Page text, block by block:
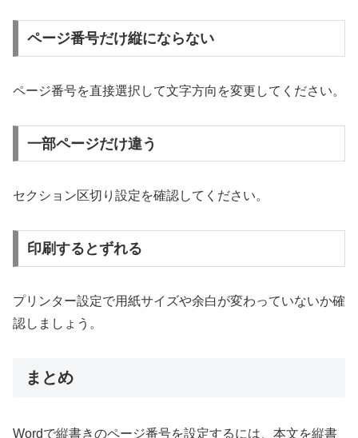
ページ番号だけ縦にならない
ページ番号を直接選択して文字方向を変更してください。
一部ページだけ違う
セクション区切り設定を確認してください。
印刷するとずれる
プリンター設定で用紙サイズや余白が変わっていないか確
認しましょう。
まとめ
Wordで縦書きのページ番号を設定するには、本文を縦書